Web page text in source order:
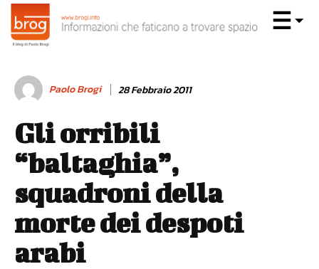
Paolo Brogi 28 Febbraio 2011
Gli orribili
“baltaghia”,
squadroni della
morte dei despoti
arabi